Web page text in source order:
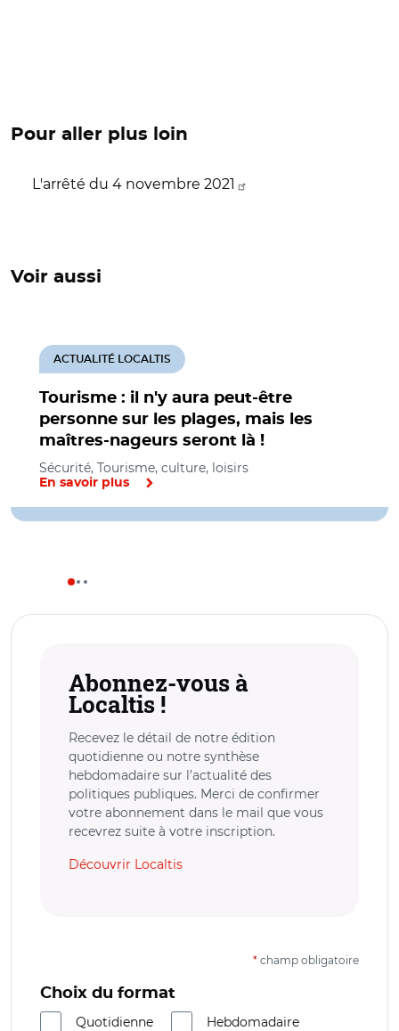
Pour aller plus loin
L'arrêté du 4 novembre 2021
Voir aussi
Tourisme : il n'y aura peut-être
personne sur les plages, mais les
maîtres-nageurs seront là !
ACTUALITÉ LOCALTIS
Sécurité, Tourisme, culture, loisirs
En savoir plus
Abonnez-vous à
Localtis !
Recevez le détail de notre édition
quotidienne ou notre synthèse
hebdomadaire sur l’actualité des
politiques publiques. Merci de confirmer
votre abonnement dans le mail que vous
recevrez suite à votre inscription.
Découvrir Localtis
* champ obligatoire
Choix du format
Quotidienne
Hebdomadaire